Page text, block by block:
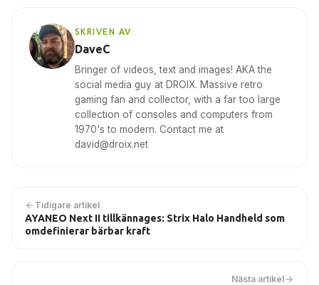
SKRIVEN AV
DaveC
Bringer of videos, text and images! AKA the
social media guy at DROIX. Massive retro
gaming fan and collector, with a far too large
collection of consoles and computers from
1970's to modern. Contact me at
david@droix.net
Tidigare artikel
AYANEO Next II tillkännages: Strix Halo Handheld som
omdefinierar bärbar kraft
Nästa artikel